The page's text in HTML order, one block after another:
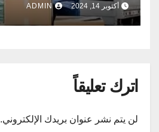
أكتوبر 14, 2024 ADMIN
اترك تعليقاً
لن يتم نشر عنوان بريدك الإلكتروني.